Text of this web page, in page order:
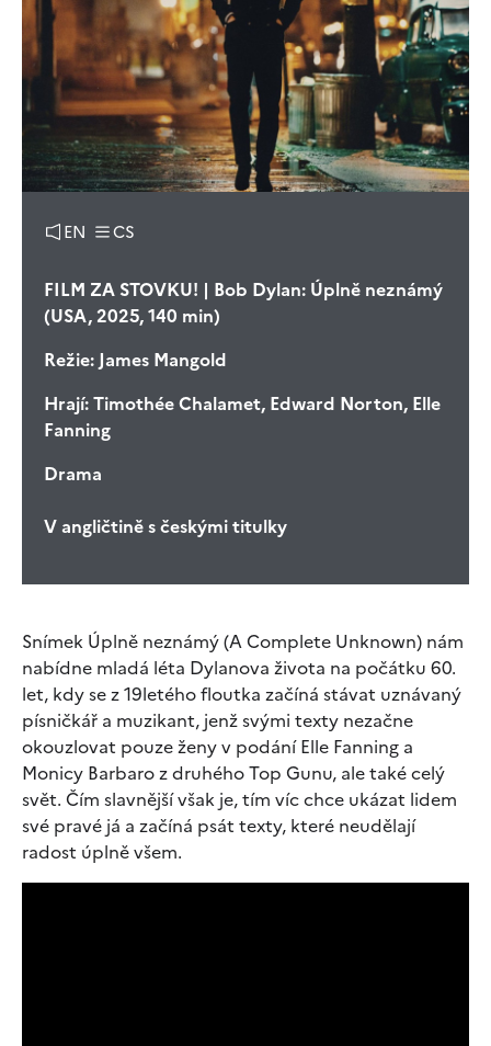
EN CS
FILM ZA STOVKU! | Bob Dylan: Úplně neznámý
(USA, 2025, 140 min)
Režie: James Mangold
Hrají:Timothée Chalamet, Edward Norton, Elle
Fanning
Drama
V angličtině s českými titulky
Snímek Úplně neznámý (A Complete Unknown) nám
nabídne mladá léta Dylanova života na počátku 60.
let, kdy se z 19letého floutka začíná stávat uznávaný
písničkář a muzikant, jenž svými texty nezačne
okouzlovat pouze ženy v podání Elle Fanning a
Monicy Barbaro z druhého Top Gunu, ale také celý
svět. Čím slavnější však je, tím víc chce ukázat lidem
své pravé já a začíná psát texty, které neudělají
radost úplně všem.